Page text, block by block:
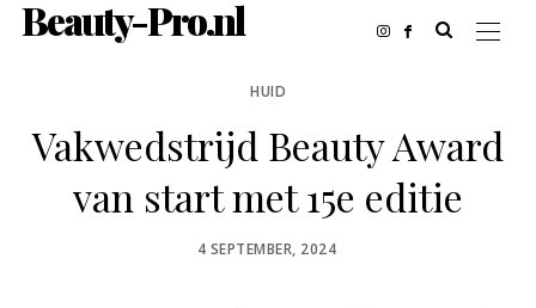
Beauty-Pro.nl
HUID
Vakwedstrijd Beauty Award
van start met 15e editie
POSTED
4 SEPTEMBER, 2024